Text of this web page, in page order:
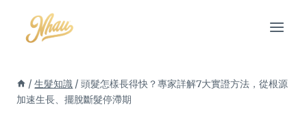
content
/ 生髮知識 / 頭髮怎樣長得快？專家詳解7大實證方法，從根源
加速生長、擺脫斷髮停滯期